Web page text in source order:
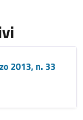
2013, n. 33